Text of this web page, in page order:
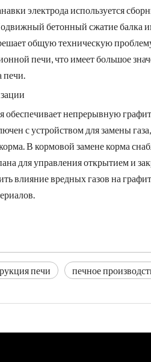
электрода используется
бетонный сжатие балка
общую техническую
печи, что имеет большое
печи.
обеспечивает непрерывную
с устройством для замены
корма. В кормовой замене корма
для управления открытием и
влияние вредных газов на
печи печное